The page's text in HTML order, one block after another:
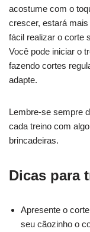
acostume com o
crescer, estará
fácil realizar o corte
Você pode iniciar o
fazendo cortes
adapte.
Lembre-se sempre
cada treino com
brincadeiras.
Dicas para
Apresente o
seu cãozinho o